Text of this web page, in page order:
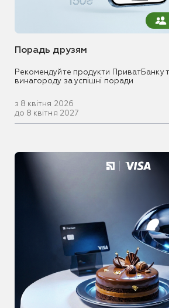
Порадь друзям
Рекомендуйте продукти ПриватБанку
винагороду за успішні поради
з 8 квітня 2026
до 8 квітня 2027